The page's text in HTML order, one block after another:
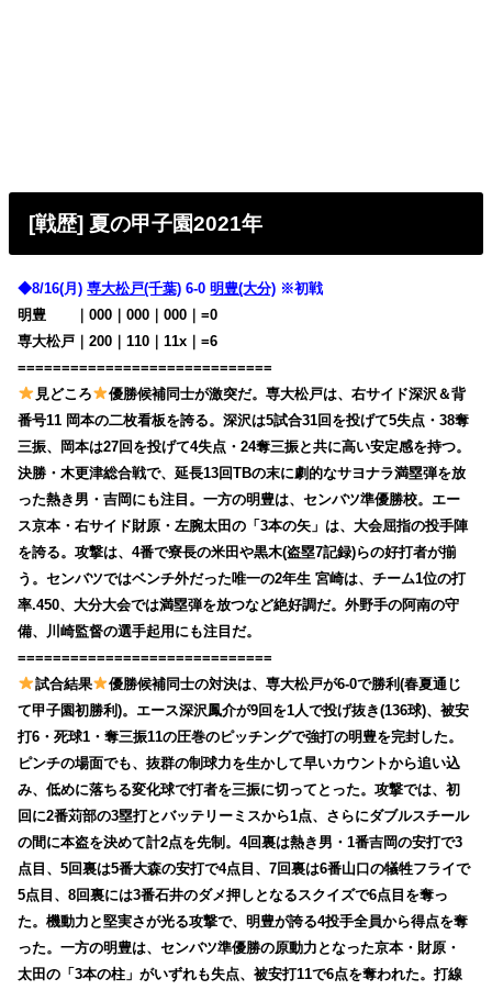
[戦歴] 夏の甲子園2021年
◆8/16(月)専大松戸(千葉) 6-0 明豊(大分) ※初戦
明豊
｜000｜000｜000｜=0
専大松戸｜200｜110｜11x｜=6
=============================
見どころ
優勝候補同士が激突だ。専大松戸は、右サイド深沢＆背
番号11 岡本の二枚看板を誇る。深沢は5試合31回を投げて5失点・38奪
三振、岡本は27回を投げて4失点・24奪三振と共に高い安定感を持つ。
決勝・木更津総合戦で、延長13回TBの末に劇的なサヨナラ満塁弾を放
った熱き男・吉岡にも注目。一方の明豊は、センバツ準優勝校。エー
ス京本・右サイド財原・左腕太田の「3本の矢」は、大会屈指の投手陣
を誇る。攻撃は、4番で寮長の米田や黒木(盗塁7記録)らの好打者が揃
う。センバツではベンチ外だった唯一の2年生 宮崎は、チーム1位の打
率.450、大分大会では満塁弾を放つなど絶好調だ。外野手の阿南の守
備、川崎監督の選手起用にも注目だ。
=============================
試合結果
優勝候補同士の対決は、専大松戸が6-0で勝利(春夏通じ
て甲子園初勝利)。エース深沢鳳介が9回を1人で投げ抜き(136球)、被安
打6・死球1・奪三振11の圧巻のピッチングで強打の明豊を完封した。
ピンチの場面でも、抜群の制球力を生かして早いカウントから追い込
み、低めに落ちる変化球で打者を三振に切ってとった。攻撃では、初
回に2番苅部の3塁打とバッテリーミスから1点、さらにダブルスチール
の間に本盗を決めて計2点を先制。4回裏は熱き男・1番吉岡の安打で3
点目、5回裏は5番大森の安打で4点目、7回裏は6番山口の犠牲フライで
5点目、8回裏には3番石井のダメ押しとなるスクイズで6点目を奪っ
た。機動力と堅実さが光る攻撃で、明豊が誇る4投手全員から得点を奪
った。一方の明豊は、センバツ準優勝の原動力となった京本・財原・
太田の「3本の柱」がいずれも失点、被安打11で6点を奪われた。打線